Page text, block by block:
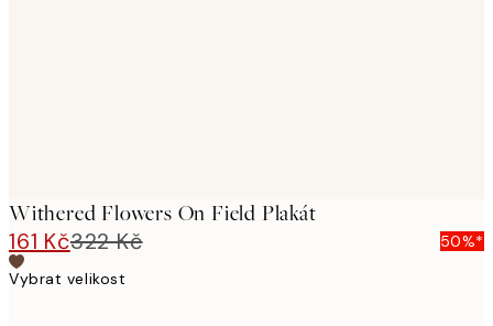
Withered Flowers On Field Plakát
161 Kč322 Kč
50%*
Vybrat velikost